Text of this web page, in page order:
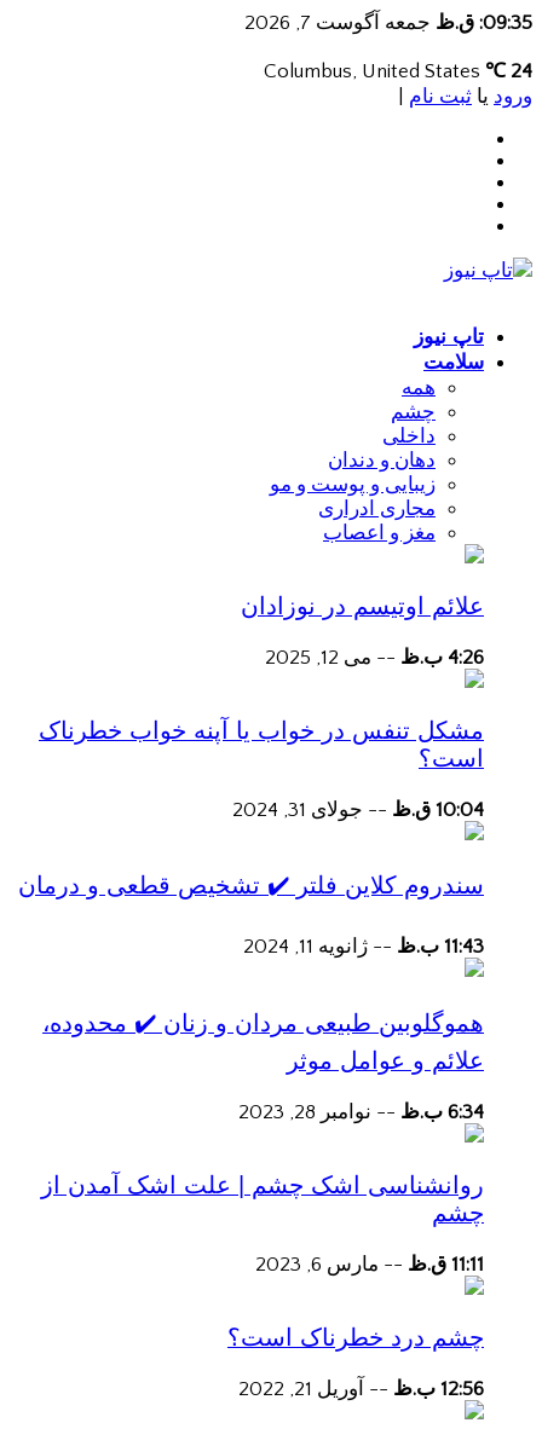
09:35: ق.ظ جمعه آگوست 7, 2026
24 ℃
ورود یا ثبت نام
تاپ نیوز
سلامت
همه
چشم
داخلی
دهان و دندان
زیبایی و پوست و مو
مجاری ادراری
مغز و اعصاب
علائم اوتیسم در نوزادان
4:26 ب.ظ -- می 12, 2025
مشکل تنفس در خواب یا آپنه خواب خطرناک
است؟
10:04 ق.ظ -- جولای 31, 2024
سندروم کلاین فلتر ✔️ تشخیص قطعی و درمان
11:43 ب.ظ -- ژانویه 11, 2024
هموگلوبین طبیعی مردان و زنان ✔️ محدوده،
علائم و عوامل موثر
6:34 ب.ظ -- نوامبر 28, 2023
روانشناسی اشک چشم | علت اشک آمدن از
چشم
11:11 ق.ظ -- مارس 6, 2023
چشم درد خطرناک است؟
12:56 ب.ظ -- آوریل 21, 2022